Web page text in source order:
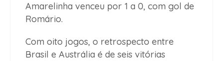
Amarelinha venceu por 1 a 0, com gol de
Romário.
Com oito jogos, o retrospecto entre
Brasil e Austrália é de seis vitórias